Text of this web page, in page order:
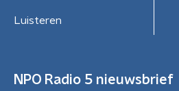
Luisteren
NPO Radio 5 nieuwsbrief